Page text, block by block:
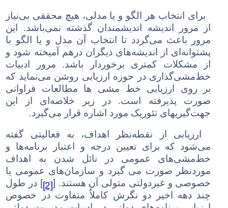
برای انتخاب هر الگو و یا مدلی، هیچ محققی بی‌نیاز
از مرور اندیشه اندیشمندان گذشته نمی‌باشد. این
مرور باعث می‌گردد تا انتخاب آن مدل و یا الگو با
پشتوانه‌ای از اندیشه‌های دیگران درهم آمیخته شود و
از مشکلات کمتری برخوردار باشد. مرور ادبیات
خط‌مشی‌گذاری در حوزه ارزیابی روشن می‌نماید که
بر روی ارزیابی خط مشی ها مطالعات فراوانی
صورت پذیرفته است. در زیر خلاصه‌ای از این
جهت‌گیریهای تئوریک مورد اشاره قرار می‌گیرد.
ارزیابی از نقطه‌نظر اهداف، به فعالیتی گفته
می‌شود که برای تعیین درجه و اعتبار برنامه‌ها و
خط‌مشی‌های عمومی در نائل شدن به اهداف
موردنظر صورت می گیرد و سازمان‌های عمومی یا
خصوصی و غیردولتی متولی آن هستند.
[[2]]
در طول
چند دهه اخیر دو نگرش کاملاٌ متفاوت در خصوص